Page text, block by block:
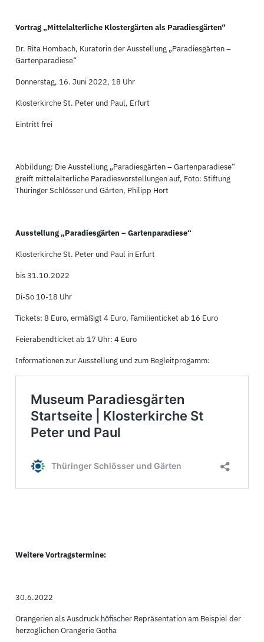
Vortrag „Mittelalterliche Klostergärten als Paradiesgärten“
Dr. Rita Hombach, Kuratorin der Ausstellung „Paradiesgärten –
Gartenparadiese“
Donnerstag, 16. Juni 2022, 18 Uhr
Klosterkirche St. Peter und Paul, Erfurt
Eintritt frei
Abbildung: Die Ausstellung „Paradiesgärten – Gartenparadiese“
greift mittelalterliche Paradiesvorstellungen auf, Foto: Stiftung
Thüringer Schlösser und Gärten, Philipp Hort
Ausstellung „Paradiesgärten – Gartenparadiese“
Klosterkirche St. Peter und Paul in Erfurt
bis 31.10.2022
Di-So 10-18 Uhr
Tickets: 8 Euro, ermäßigt 4 Euro, Familienticket ab 16 Euro
Feierabendticket ab 17 Uhr: 4 Euro
Informationen zur Ausstellung und zum Begleitprogamm:
Weitere Vortragstermine:
30.6.2022
Orangerien als Ausdruck höfischer Repräsentation am Beispiel der
herzoglichen Orangerie Gotha